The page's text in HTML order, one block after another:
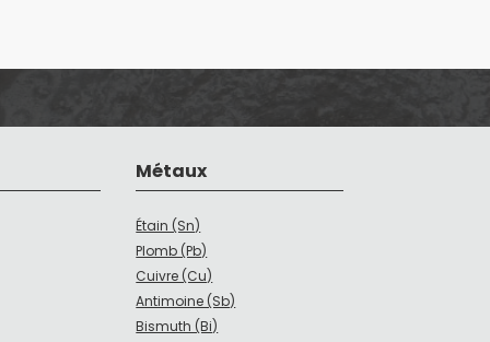
Métaux
Étain (Sn)
Plomb (Pb)
Cuivre (Cu)
Antimoine (Sb)
Bismuth (Bi)